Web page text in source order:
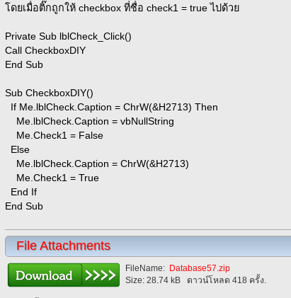
โดยเมื่อติ๊กถูกให้ checkbox ที่ชื่อ check1 = true ไปด้วย
Private Sub lblCheck_Click()
Call CheckboxDIY
End Sub
Sub CheckboxDIY()
If Me.lblCheck.Caption = ChrW(&H2713) Then
Me.lblCheck.Caption = vbNullString
Me.Check1 = False
Else
Me.lblCheck.Caption = ChrW(&H2713)
Me.Check1 = True
End If
End Sub
File Attachments
FileName: Database57.zip
Size:28.74 kB ดาวน์โหลด 418 ครั้ง.